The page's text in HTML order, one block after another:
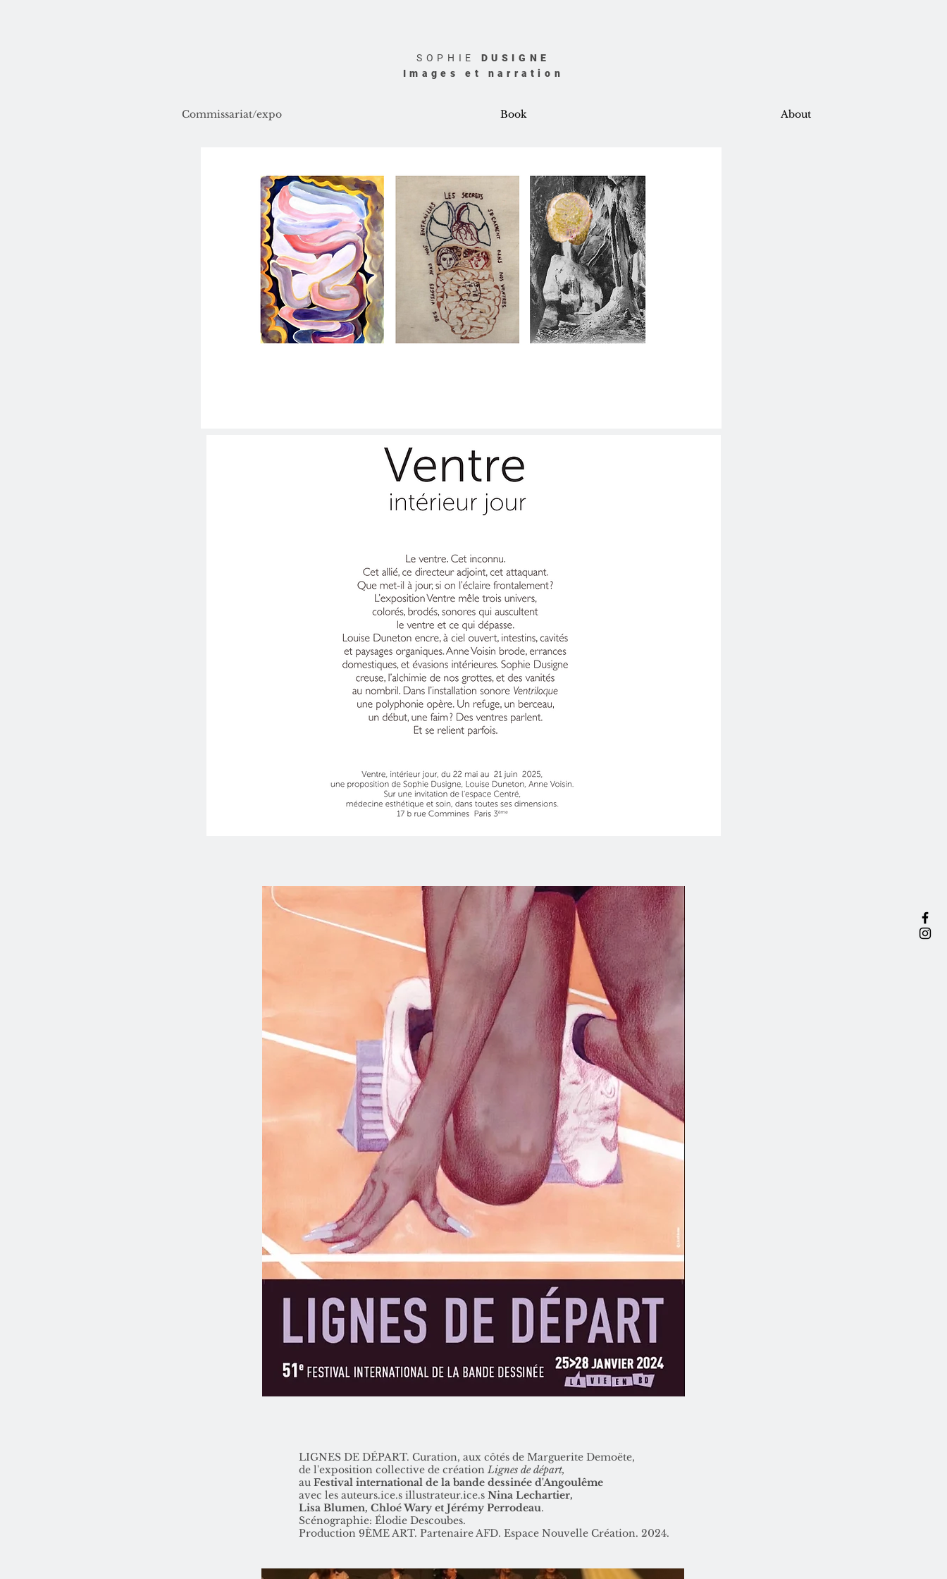
SOPHIE DUSIGNE
Images et narration
Commissariat/expo Book About
LIGNES DE DÉPART. Curation, aux côtés de Marguerite Demoëte,
de l'exposition collective de créationLignes de départ,
au Festival international de la bande dessinée d'Angoulême
avec les auteurs.ice.s illustrateur.ice.s Nina Lechartier,
Lisa Blumen, Chloé Wary et Jérémy Perrodeau.
Scénographie: Élodie Descoubes.
Production 9ÈME ART. Partenaire AFD. Espace Nouvelle Création. 2024.